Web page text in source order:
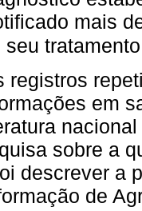
mais
seu
registros
em
sobre a
descrever a
de